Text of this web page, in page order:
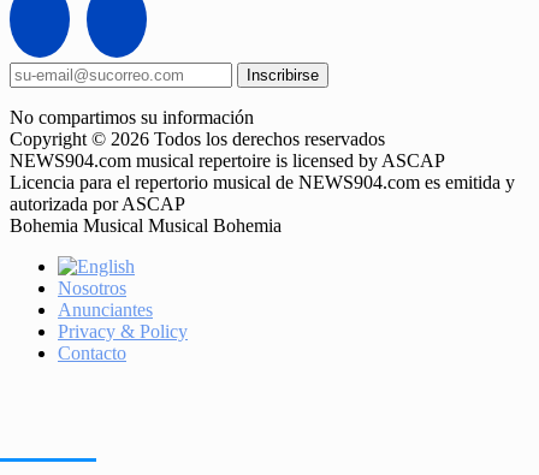
Inscribirse
No compartimos su información
Copyright © 2026 Todos los derechos reservados
NEWS904.com musical repertoire is licensed by ASCAP
Licencia para el repertorio musical de NEWS904.com es emitida y
autorizada por ASCAP
Bohemia Musical Musical Bohemia
Nosotros
Anunciantes
Privacy & Policy
Contacto